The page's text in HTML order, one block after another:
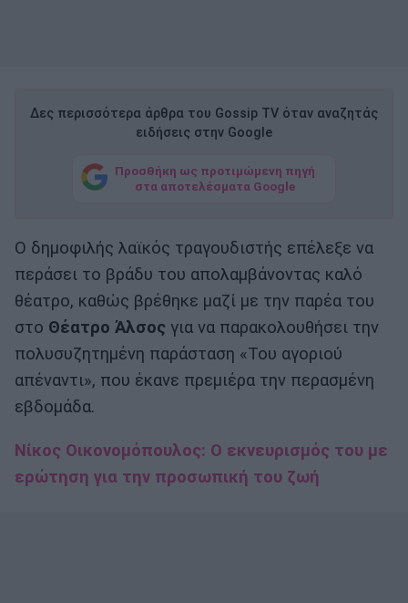
Δες περισσότερα άρθρα του Gossip TV όταν αναζητάς
ειδήσεις στην Google
Προσθήκη ως προτιμώμενη πηγή
στα αποτελέσματα Google
Ο δημοφιλής λαϊκός τραγουδιστής επέλεξε να
περάσει το βράδυ του απολαμβάνοντας καλό
θέατρο, καθώς βρέθηκε μαζί με την παρέα του
στο Θέατρο Άλσος για να παρακολουθήσει την
πολυσυζητημένη παράσταση «Του αγοριού
απέναντι», που έκανε πρεμιέρα την περασμένη
εβδομάδα.
Νίκος Οικονομόπουλος: Ο εκνευρισμός του με
ερώτηση για την προσωπική του ζωή